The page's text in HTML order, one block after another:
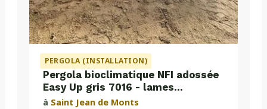
PERGOLA (INSTALLATION)
Pergola bioclimatique NFI adossée
Easy Up gris 7016 - lames
perpendiculaires
à Saint Jean de Monts